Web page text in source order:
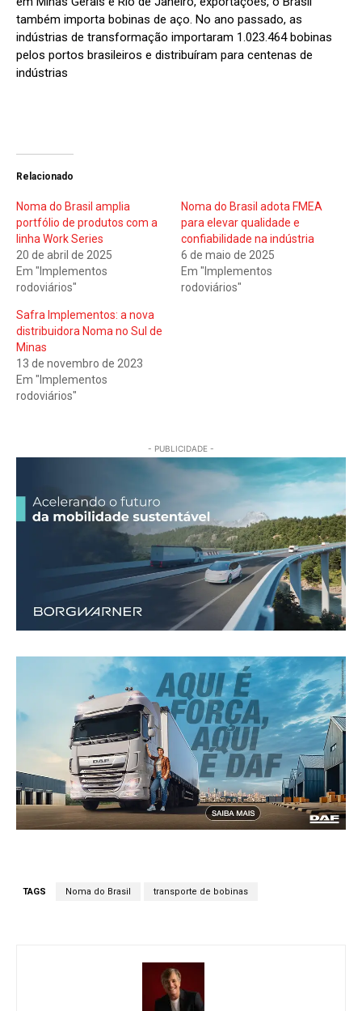
também importa bobinas de aço. No ano passado, as
indústrias de transformação importaram 1.023.464 bobinas
pelos portos brasileiros e distribuíram para centenas de
indústrias
Relacionado
Noma do Brasil amplia
portfólio de produtos com a
linha Work Series
20 de abril de 2025
Em "Implementos
rodoviários"
Noma do Brasil adota FMEA
para elevar qualidade e
confiabilidade na indústria
6 de maio de 2025
Em "Implementos
rodoviários"
Safra Implementos: a nova
distribuidora Noma no Sul de
Minas
13 de novembro de 2023
Em "Implementos
rodoviários"
- PUBLICIDADE -
TAGS Noma do Brasil transporte de bobinas